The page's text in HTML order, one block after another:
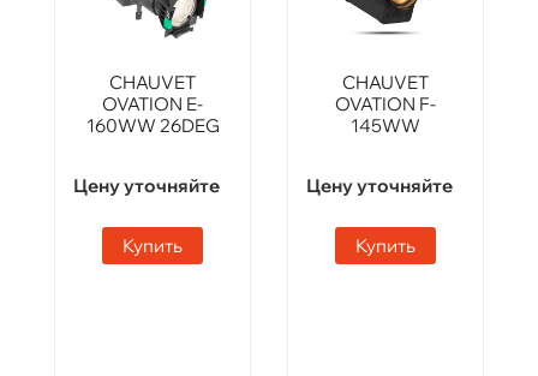
CHAUVET
OVATION E-
160WW 26DEG
Цену уточняйте
Купить
CHAUVET
OVATION F-
145WW
Цену уточняйте
Купить